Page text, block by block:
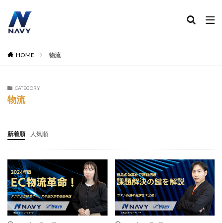
HOME 物流
CATEGORY
物流
新着順 人気順
ネイビー 評判 おすすめ
タグ
5のつく日
AI
AI広告運用 AI検索対策
AI活用
Amazon DSP
Amazon DSP運用
Amazon FBA
Amazon Pay
AmazonPay
Amazonサイバーマンデー
Amazonブラックフライデー
Amazonプライムデー
Amazonマーケティング